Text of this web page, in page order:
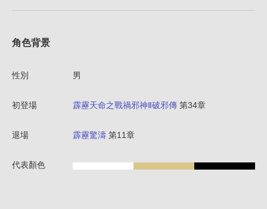
角色背景
性別 男
初登場 霹靂天命之戰禍邪神Ⅱ破邪傳 第34章
退場 霹靂驚濤 第11章
代表顏色